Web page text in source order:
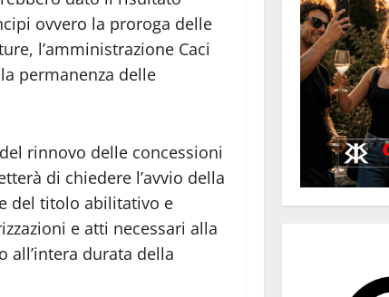
ovvero la proroga delle
l’amministrazione Caci
permanenza delle
rinnovo delle concessioni
di chiedere l’avvio della
del titolo abilitativo e
e atti necessari alla
all’intera durata della